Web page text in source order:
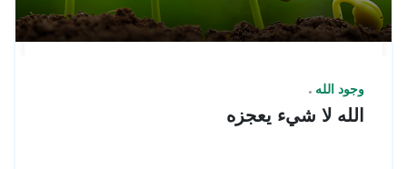
وجود الله
الله لا شيء يعجزه